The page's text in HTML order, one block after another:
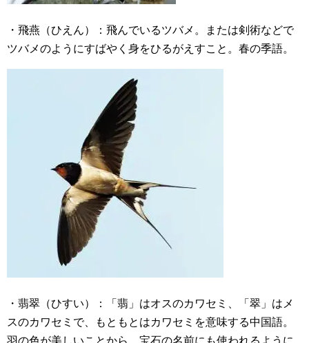
・飛燕（ひえん）：飛んでいるツバメ。または剣術などで
ツバメのようにすばやく身をひるがえすこと。春の季語。
・翡翠（ひすい）：「翡」はオスのカワセミ、「翠」はメ
スのカワセミで、もともとはカワセミを意味する中国語。
羽の色が美しいことから、宝石の名前にも使われるように